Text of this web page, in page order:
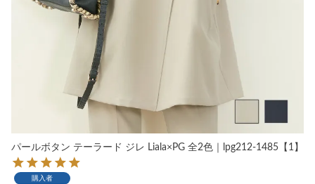
パールボタン テーラード ジレ Liala×PG 全2色｜lpg212-1485【1】
購入者